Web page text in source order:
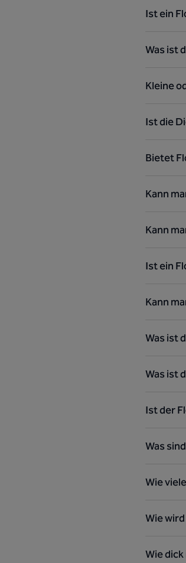
Ist ein
Was ist
Kleine
Ist die
Bietet
Kann
Kann
Ist ein
Kann
Was ist
Was ist
Ist der
Was
Wie
Wie
Wie